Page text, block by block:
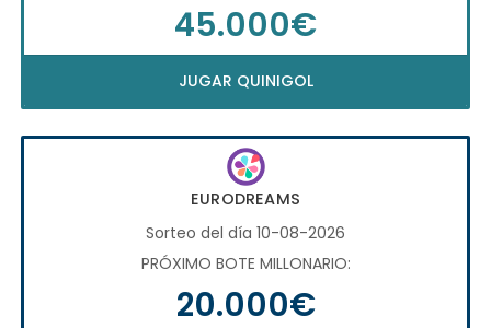
45.000€
JUGAR QUINIGOL
EURODREAMS
Sorteo del día 10-08-2026
PRÓXIMO BOTE MILLONARIO:
20.000€